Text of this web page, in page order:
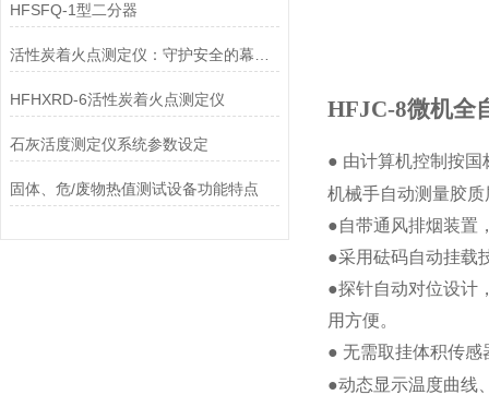
HFSFQ-1型二分器
HFHXRD-6活性炭着火点测定仪
石灰活度测定仪系统参数设定
固体、危/废物热值测试设备功能特点
HFJC-8微机
● 由计算机控制按国
机械手自动测量胶
●自带通风排烟装置
●采用砝码自动挂载
●探针自动对位设计
用方便。
● 无需取挂体积传
●动态显示温度曲线